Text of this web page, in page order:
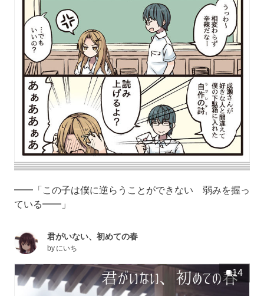
━━「この子は僕に逆らうことができない 弱みを握っ
ている━━」
君がいない、初めての春
by にいち
14